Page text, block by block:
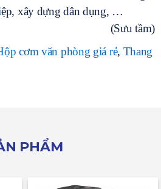
xây dựng dân dụng, …
(Sưu tầm)
cơm văn phòng giá rẻ, Thang
PHẨM